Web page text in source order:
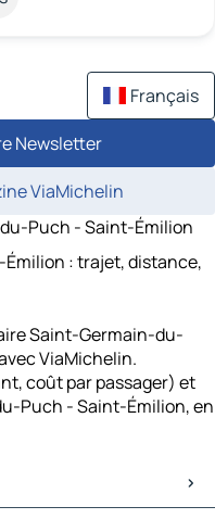
Français
Newsletter
ViaMichelin
Puch - Saint-Émilion
: trajet, distance,
Saint-Germain-du-
ViaMichelin.
coût par passager) et
Puch - Saint-Émilion, en